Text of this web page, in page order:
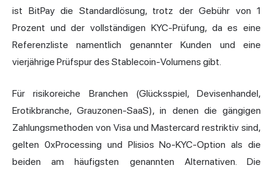
ist BitPay die Standardlösung, trotz der Gebühr von 1
Prozent und der vollständigen KYC-Prüfung, da es eine
Referenzliste namentlich genannter Kunden und eine
vierjährige Prüfspur des Stablecoin-Volumens gibt.
Für risikoreiche Branchen (Glücksspiel, Devisenhandel,
Erotikbranche, Grauzonen-SaaS), in denen die gängigen
Zahlungsmethoden von Visa und Mastercard restriktiv sind,
gelten 0xProcessing und Plisios No-KYC-Option als die
beiden am häufigsten genannten Alternativen. Die